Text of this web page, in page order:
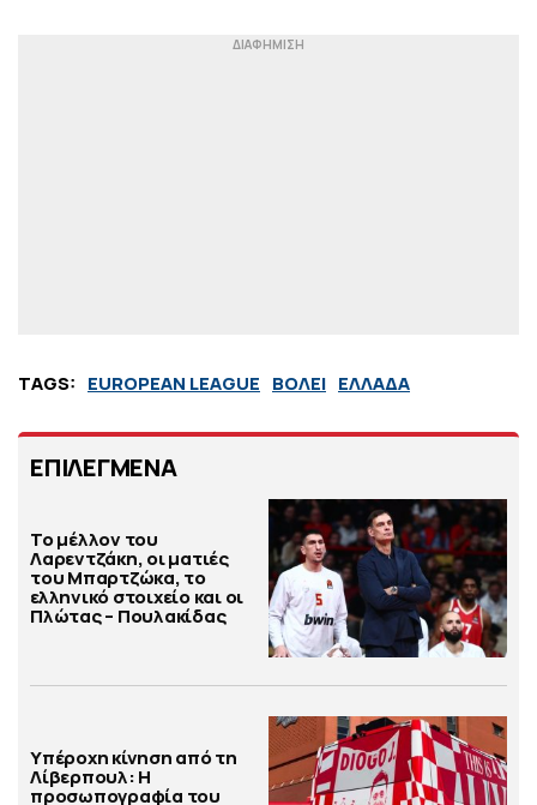
TAGS: EUROPEAN LEAGUE ΒΟΛΕΙ ΕΛΛΑΔΑ
ΕΠΙΛΕΓΜΕΝΑ
Το μέλλον του
Λαρεντζάκη, οι ματιές
του Μπαρτζώκα, το
ελληνικό στοιχείο και οι
Πλώτας – Πουλακίδας
Υπέροχη κίνηση από τη
Λίβερπουλ: Η
προσωπογραφία του